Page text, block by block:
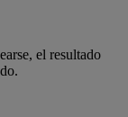
el resultado